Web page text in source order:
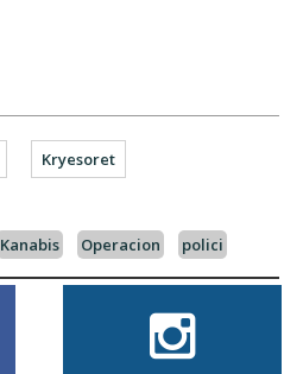
Kryesoret
Kanabis Operacion polici